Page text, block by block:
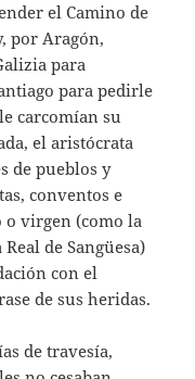
el Camino de
por Aragón,
para
para pedirle
carcomían su
el aristócrata
de pueblos y
conventos e
o virgen (como la
de Sangüesa)
con el
de sus heridas.
de travesía,